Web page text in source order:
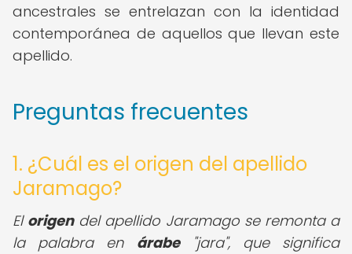
ancestrales se entrelazan con la identidad
contemporánea de aquellos que llevan este
apellido.
Preguntas frecuentes
1. ¿Cuál es el origen del apellido
Jaramago?
El origendel apellido Jaramago se remonta a
la palabra en árabe"jara", que significa